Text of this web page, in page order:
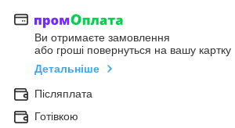
Ви отримаєте замовлення
або гроші повернуться на вашу картку
Детальніше
Післяплата
Готівкою